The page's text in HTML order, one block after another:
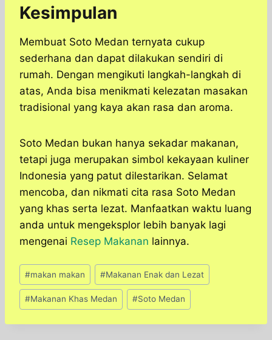
Kesimpulan
​Membuat Soto Medan ternyata cukup
sederhana dan dapat dilakukan sendiri di
rumah.​ Dengan mengikuti langkah-langkah di
atas, Anda bisa menikmati kelezatan masakan
tradisional yang kaya akan rasa dan aroma.
Soto Medan bukan hanya sekadar makanan,
tetapi juga merupakan simbol kekayaan kuliner
Indonesia yang patut dilestarikan. Selamat
mencoba, dan nikmati cita rasa Soto Medan
yang khas serta lezat. Manfaatkan waktu luang
anda untuk mengeksplor lebih banyak lagi
mengenai Resep Makanan lainnya.
Post
Tags:
#makan makan #Makanan Enak dan Lezat
#Makanan Khas Medan #Soto Medan